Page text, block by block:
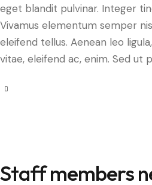
eget blandit pulvinar. Integer
Vivamus elementum semper
eleifend tellus. Aenean leo
vitae, eleifend ac, enim. Sed ut
Staff members